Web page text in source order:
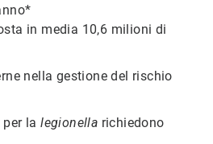
in media 10,6 milioni di
nella gestione del rischio
per lalegionella richiedono